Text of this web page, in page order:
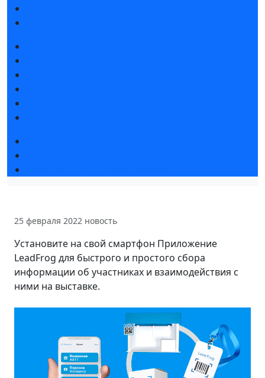
25 февраля 2022 новость
Установите на свой смартфон Приложение
LeadFrog для быстрого и простого сбора
информации об участниках и взаимодействия с
ними на выставке.